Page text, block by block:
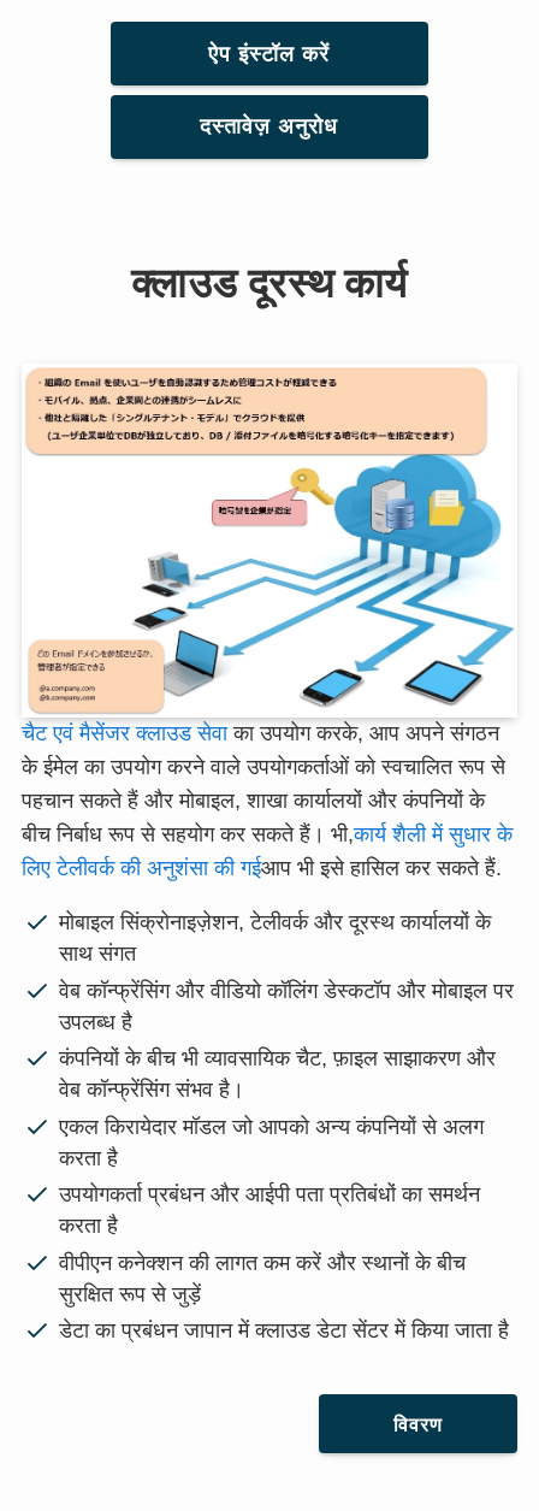
ऐप इंस्टॉल करें
दस्तावेज़ अनुरोध
क्लाउड दूरस्थ कार्य
चैट एवं मैसेंजर क्लाउड सेवाका उपयोग करके, आप अपने संगठन
के ईमेल का उपयोग करने वाले उपयोगकर्ताओं को स्वचालित रूप से
पहचान सकते हैं और मोबाइल, शाखा कार्यालयों और कंपनियों के
बीच निर्बाध रूप से सहयोग कर सकते हैं। भी,कार्य शैली में सुधार के
लिए टेलीवर्क की अनुशंसा की गईआप भी इसे हासिल कर सकते हैं.
मोबाइल सिंक्रोनाइज़ेशन, टेलीवर्क और दूरस्थ कार्यालयों के
साथ संगत
वेब कॉन्फ्रेंसिंग और वीडियो कॉलिंग डेस्कटॉप और मोबाइल पर
उपलब्ध है
कंपनियों के बीच भी व्यावसायिक चैट, फ़ाइल साझाकरण और
वेब कॉन्फ्रेंसिंग संभव है।
एकल किरायेदार मॉडल जो आपको अन्य कंपनियों से अलग
करता है
उपयोगकर्ता प्रबंधन और आईपी पता प्रतिबंधों का समर्थन
करता है
वीपीएन कनेक्शन की लागत कम करें और स्थानों के बीच
सुरक्षित रूप से जुड़ें
डेटा का प्रबंधन जापान में क्लाउड डेटा सेंटर में किया जाता है
विवरण